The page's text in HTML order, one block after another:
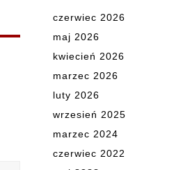
czerwiec 2026
maj 2026
kwiecień 2026
marzec 2026
luty 2026
wrzesień 2025
marzec 2024
czerwiec 2022